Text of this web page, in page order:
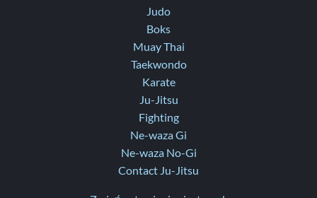
Judo
Boks
Muay Thai
Taekwondo
Karate
Ju-Jitsu
Fighting
Ne-waza Gi
Ne-waza No-Gi
Contact Ju-Jitsu